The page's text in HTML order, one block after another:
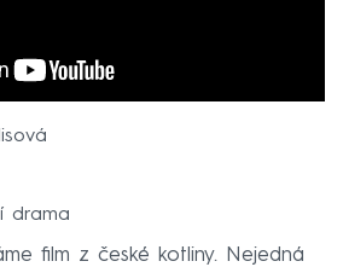
drama
film z české kotliny. Nejedná